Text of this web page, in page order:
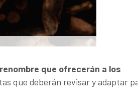
que ofrecerán a los
que deberán revisar y adaptar